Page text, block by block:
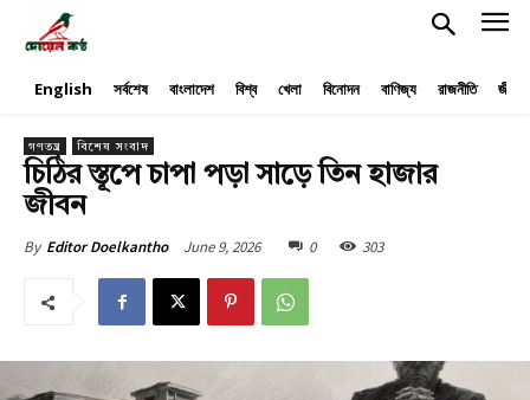
English সর্বশেষ বাংলাদেশ বিশ্ব খেলা বিনোদন বাণিজ্য রাজনীতি
গণতন্ত্র বিশেষ সংবাদ
চিঠির স্তূপে চাপা পড়া সাড়ে তিন হাজার
জীবন
By Editor Doelkantho June 9, 2026 0 303